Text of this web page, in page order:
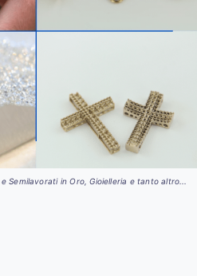
Semilavorati in Oro, Gioielleria e tanto altro...